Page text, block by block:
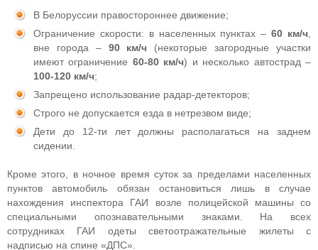
В Белоруссии правостороннее движение;
Ограничение скорости: в населенных пунктах –60 км/ч
вне города – 90 км/ч (некоторые загородные участки
имеют ограничение 60-80 км/ч) и несколько автострад –
100-120 км/ч;
Запрещено использование радар-детекторов;
Строго не допускается езда в нетрезвом виде;
Дети до 12-ти лет должны располагаться на заднем
сидении.
Кроме этого, в ночное время суток за пределами населенных
пунктов автомобиль обязан остановиться лишь в случае
нахождения инспектора ГАИ возле полицейской машины со
специальными опознавательными знаками. На всех
сотрудниках ГАИ одеты светоотражательные жилеты с
надписью на спине «ДПС».